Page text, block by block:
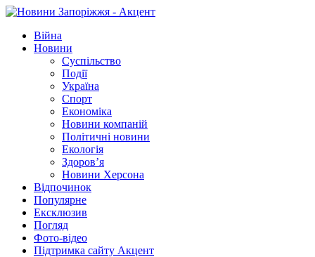
Війна
Новини
Суспільство
Події
Україна
Спорт
Економіка
Новини компаній
Політичні новини
Екологія
Здоров’я
Новини Херсона
Відпочинок
Популярне
Ексклюзив
Погляд
Фото-відео
Підтримка сайту Акцент